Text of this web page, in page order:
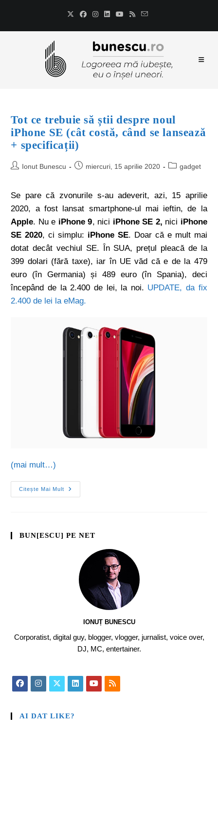
Tot ce trebuie să știi despre noul
iPhone SE (cât costă, când se lansează
+ specificații)
Ionut Bunescu miercuri, 15 aprilie 2020 gadget
Se pare că zvonurile s-au adeverit, azi, 15 aprilie
2020, a fost lansat smartphone-ul mai ieftin, de la
Apple. Nu e iPhone 9, nici iPhone SE 2, nici iPhone
SE 2020, ci simplu: iPhone SE. Doar că e mult mai
dotat decât vechiul SE. În SUA, prețul pleacă de la
399 dolari (fără taxe), iar în UE văd că e de la 479
euro (în Germania) și 489 euro (în Spania), deci
începând de la 2.400 de lei, la noi. UPDATE, da fix
2.400 de lei la eMag.
(mai mult…)
Citește Mai Mult
BUN[ESCU] PE NET
IONUȚ BUNESCU
Corporatist, digital guy, blogger, vlogger, jurnalist, voice over,
DJ, MC, entertainer.
AI DAT LIKE?